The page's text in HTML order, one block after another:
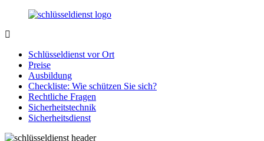
Zurück
Inhalt
Notlage
wird
gelöst!
Schlüsseldienst vor Ort
Preise
Ausbildung
Checkliste: Wie schützen Sie sich?
Rechtliche Fragen
Sicherheitstechnik
Sicherheitsdienst